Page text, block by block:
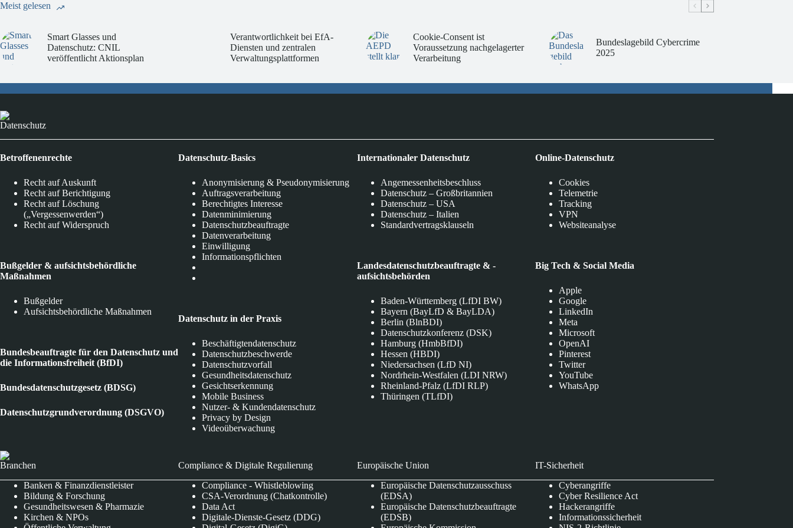
Meist gelesen
Smart Glasses und
Datenschutz: CNIL
veröffentlicht Aktionsplan
Verantwortlichkeit bei EfA-
Diensten und zentralen
Verwaltungsplattformen
Cookie-Consent ist
Voraussetzung nachgelagerter
Verarbeitung
Bundeslagebild Cybercrime
2025
Datenschutz
Betroffenenrechte
Recht auf Auskunft
Recht auf Berichtigung
Recht auf Löschung
(„Vergessenwerden“)
Recht auf Widerspruch
Bußgelder & aufsichtsbehördliche
Maßnahmen
Bußgelder
Aufsichtsbehördliche Maßnahmen
Bundesbeauftragte für den Datenschutz und
die Informationsfreiheit (BfDI)
Bundesdatenschutzgesetz (BDSG)
Datenschutzgrundverordnung (DSGVO)
Datenschutz-Basics
Anonymisierung & Pseudonymisierung
Auftragsverarbeitung
Berechtigtes Interesse
Datenminimierung
Datenschutzbeauftragte
Datenverarbeitung
Einwilligung
Informationspflichten
Datenschutz in der Praxis
Beschäftigtendatenschutz
Datenschutzbeschwerde
Datenschutzvorfall
Gesundheitsdatenschutz
Gesichtserkennung
Mobile Business
Nutzer- & Kundendatenschutz
Privacy by Design
Videoüberwachung
Internationaler Datenschutz
Angemessenheitsbeschluss
Datenschutz – Großbritannien
Datenschutz – USA
Datenschutz – Italien
Standardvertragsklauseln
Landesdatenschutzbeauftragte & -
aufsichtsbehörden
Baden-Württemberg (LfDI BW)
Bayern (BayLfD & BayLDA)
Berlin (BlnBDI)
Datenschutzkonferenz (DSK)
Hamburg (HmbBfDI)
Hessen (HBDI)
Niedersachsen (LfD NI)
Nordrhein-Westfalen (LDI NRW)
Rheinland-Pfalz (LfDI RLP)
Thüringen (TLfDI)
Online-Datenschutz
Cookies
Telemetrie
Tracking
VPN
Websiteanalyse
Big Tech & Social Media
Apple
Google
LinkedIn
Meta
Microsoft
OpenAI
Pinterest
Twitter
YouTube
WhatsApp
Branchen
Banken & Finanzdienstleister
Bildung & Forschung
Gesundheitswesen & Pharmazie
Kirchen & NPOs
Compliance & Digitale Regulierung
Compliance - Whistleblowing
CSA-Verordnung (Chatkontrolle)
Data Act
Digitale-Dienste-Gesetz (DDG)
Europäische Union
Europäische Datenschutzausschuss
(EDSA)
Europäische Datenschutzbeauftragte
(EDSB)
IT-Sicherheit
Cyberangriffe
Cyber Resilience Act
Hackerangriffe
Informationssicherheit